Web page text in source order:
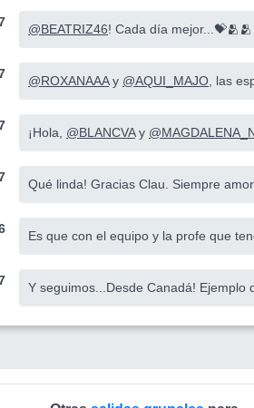
@BEATRIZ46! Cada día mejor...💝🫂🫂
@ROXANAAAy @AQUI_MAJO , las
¡Hola, @BLANCVAy
Qué linda! Gracias Clau. Siempre
Es que con el equipo y la profe que
Y seguimos...Desde Canadá! Ejemplo